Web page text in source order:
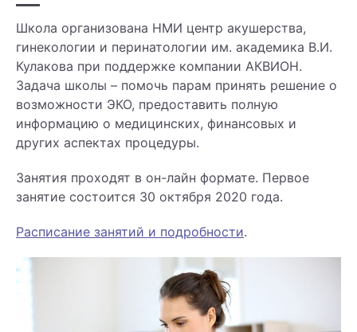
Школа организована НМИ центр акушерства,
гинекологии и перинатологии им. академика В.И.
Кулакова при поддержке компании АКВИОН.
Задача школы – помочь парам принять решение о
возможности ЭКО, предоставить полную
информацию о медицинских, финансовых и
других аспектах процедуры.
Занятия проходят в он-лайн формате. Первое
занятие состоится 30 октября 2020 года.
Расписание занятий и подробности.